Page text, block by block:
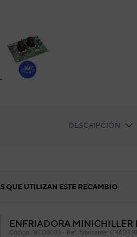
CURRENT
DESCRIPCIÓN
QUE UTILIZAN ESTE RECAMBIO
ENFRIADORA MINICHILLER
Código: 3ICD3033 - Ref. fabricante: CRAD3